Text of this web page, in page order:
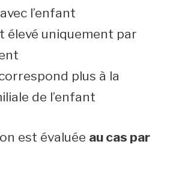
l’enfant
élevé uniquement par
plus à la
de l’enfant
est évaluée au cas par